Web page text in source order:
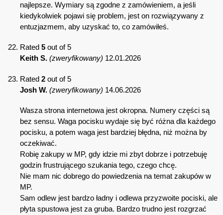
najlepsze. Wymiary są zgodne z zamówieniem, a jeśli
kiedykolwiek pojawi się problem, jest on rozwiązywany z
entuzjazmem, aby uzyskać to, co zamówiłeś.
Rated 5 out of 5
Keith S. (zweryfikowany) 12.01.2026
Rated 2 out of 5
Josh W. (zweryfikowany) 14.06.2026
Wasza strona internetowa jest okropna. Numery części są
bez sensu. Waga pocisku wydaje się być różna dla każdego
pocisku, a potem waga jest bardziej błędna, niż można by
oczekiwać.
Robię zakupy w MP, gdy idzie mi zbyt dobrze i potrzebuję
godzin frustrującego szukania tego, czego chcę.
Nie mam nic dobrego do powiedzenia na temat zakupów w
MP.
Sam odlew jest bardzo ładny i odlewa przyzwoite pociski, ale
płyta spustowa jest za gruba. Bardzo trudno jest rozgrzać